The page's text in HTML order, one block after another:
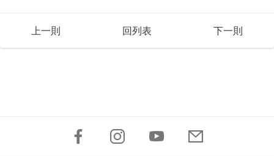
上一則 回列表 下一則